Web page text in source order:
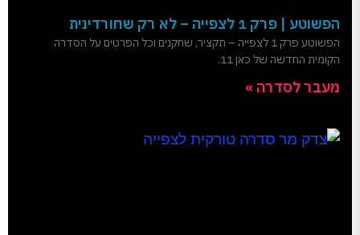
הפשוטע | פרק 1 לצפייה – לא רק שחורדינית
הפשוטע פרק 1 לצפייה – תקציר, שחקנים וכל הפרטים על הסדרה
הקומית החדשה של כאן 11.
מעבר לסדרה »